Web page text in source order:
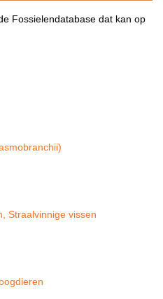
Fossielendatabase dat kan op
Straalvinnige vissen